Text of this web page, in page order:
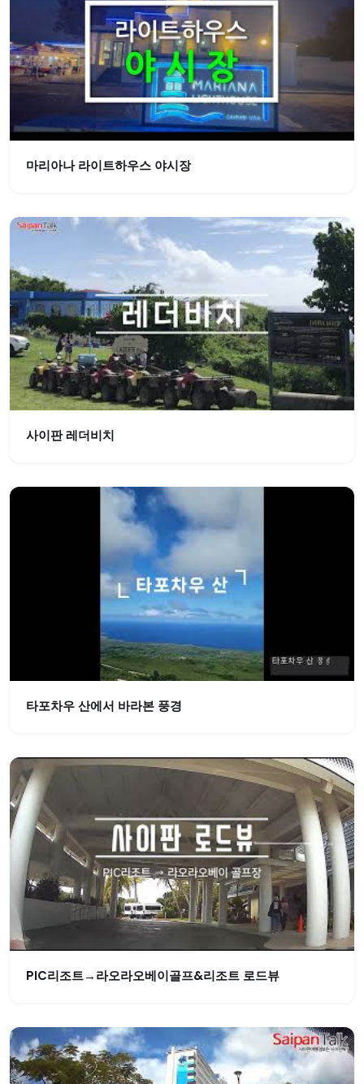
마리아나 라이트하우스 야시장
사이판 레더비치
타포차우 산에서 바라본 풍경
PIC리조트→라오라오베이골프&리조트 로드뷰